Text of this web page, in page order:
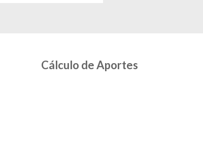
Cálculo de Aportes